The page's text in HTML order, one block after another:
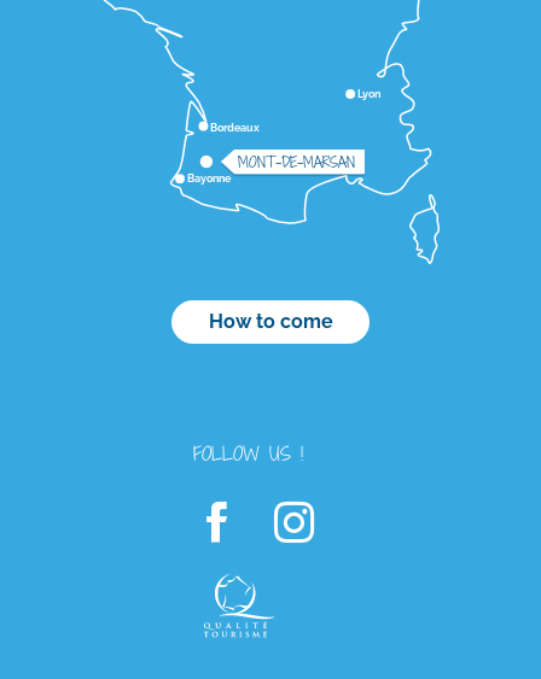
Lyon
Bordeaux
Bayonne
MONT-DE-MARSAN
How to come
FOLLOW US !